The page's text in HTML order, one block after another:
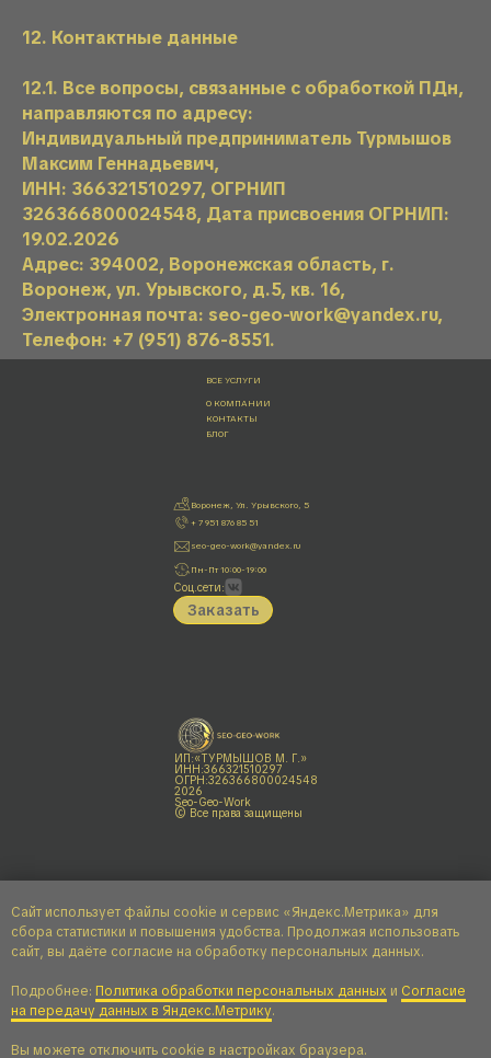
12. Контактные данные
12.1. Все вопросы, связанные с обработкой ПДн,
направляются по адресу:
Индивидуальный предприниматель Турмышов
Максим Геннадьевич,
ИНН: 366321510297, ОГРНИП
326366800024548, Дата присвоения ОГРНИП:
19.02.2026
Адрес: 394002, Воронежская область, г.
Воронеж, ул. Урывского, д.5, кв. 16,
Электронная почта: seo-geo-work@yandex.ru,
Телефон: +7 (951) 876-8551.
ВСЕ УСЛУГИ
О КОМПАНИИ
КОНТАКТЫ
БЛОГ
Политика конфиденциальности сайта
Согласие на обработку персональных данных
Согласие на обработку данных с помощью сервиса «Яндекс.Метрика»
Воронеж, Ул. Урывского, 5
+ 7 951 876 85 51
seo-geo-work@yandex.ru
Пн-Пт 10:00-19:00
Соц.сети:
Заказать
ИП:«ТУРМЫШОВ М. Г.»
ИНН:366321510297
ОГРН:326366800024548
2026
Seo-Geo-Work
© Все права защищены
Сайт использует файлы cookie и сервис «Яндекс.Метрика» для
сбора статистики и повышения удобства. Продолжая использовать
сайт, вы даёте согласие на обработку персональных данных.
Подробнее: Политика обработки персональных данных и Согласие
на передачу данных в Яндекс.Метрику.
Вы можете отключить cookie в настройках браузера.